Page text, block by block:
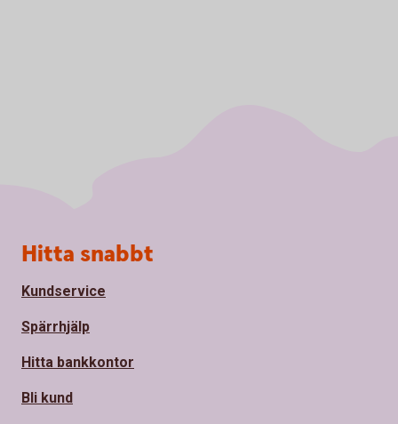
Sidfot
Hitta snabbt
Kundservice
Spärrhjälp
Hitta bankkontor
Bli kund